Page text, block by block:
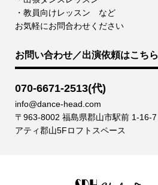
・教員向けレッスン など
お気軽にお問合わせください
お問い合わせ／出演依頼はこちら
070-6671-2513(代)
info@dance-head.com
〒963-8002 福島県郡山市駅前 1-16-7
アティ郡山5Fロフトスペース